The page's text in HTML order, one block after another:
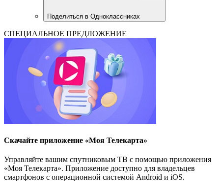
Поделиться в Одноклассниках
СПЕЦИАЛЬНОЕ ПРЕДЛОЖЕНИЕ
Скачайте приложение «Моя Телекарта»
Управляйте вашим спутниковым ТВ с помощью приложения
«Моя Телекарта». Приложение доступно для владельцев
смартфонов с операционной системой Android и iOS.